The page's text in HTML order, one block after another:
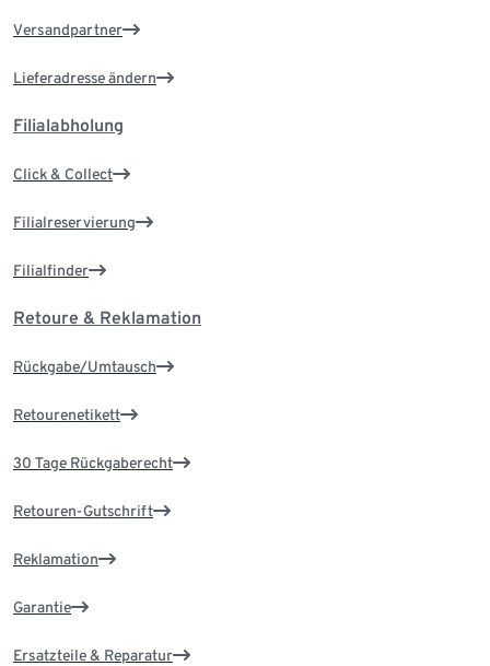
Versandpartner
Lieferadresse ändern
Filialabholung
Click & Collect
Filialreservierung
Filialfinder
Retoure & Reklamation
Rückgabe/Umtausch
Retourenetikett
30 Tage Rückgaberecht
Retouren-Gutschrift
Reklamation
Garantie
Ersatzteile & Reparatur